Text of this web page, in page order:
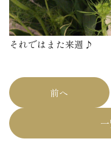
それではまた来週♪
前へ